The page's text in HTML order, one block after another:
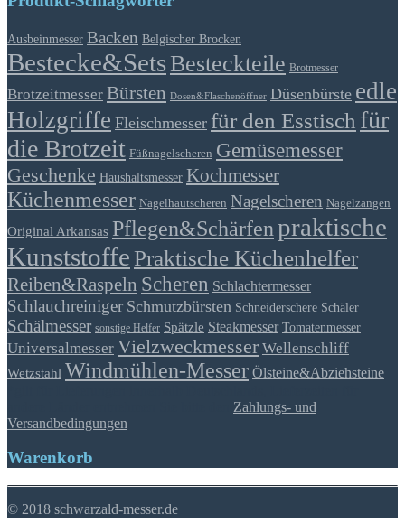
Ausbeinmesser Backen Belgischer Brocken
Bestecke&SetsBesteckteile Brotmesser
Brotzeitmesser Bürsten Dosen&Flaschenöffner Düsenbürste edle
Holzgriffe Fleischmesser für den Esstisch für
die Brotzeit Füßnagelscheren Gemüsemesser
Geschenke Haushaltsmesser Kochmesser
Küchenmesser Nagelhautscheren Nagelscheren Nagelzangen
Original Arkansas Pflegen&Schärfenpraktische
KunststoffePraktische Küchenhelfer
Reiben&Raspeln Scheren Schlachtermesser
Schlauchreiniger Schmutzbürsten Schneiderschere Schäler
Schälmesser sonstige Helfer Spätzle Steakmesser Tomatenmesser
Universalmesser Vielzweckmesser Wellenschliff
Wetzstahl Windmühlen-Messer Ölsteine&Abziehsteine
Zahlungs- und
Versandbedingungen
Warenkorb
© 2018 schwarzald-messer.de